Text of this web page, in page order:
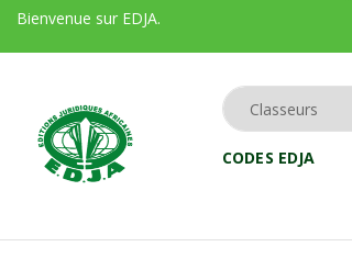
Bienvenue sur EDJA.
CODES EDJA